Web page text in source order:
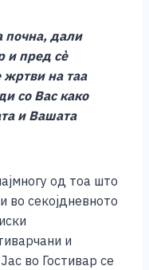
почна, дали
и пред сѐ
жртви на таа
со Вас како
и Вашата
од тоа што
во секојдневното
и
во Гостивар се